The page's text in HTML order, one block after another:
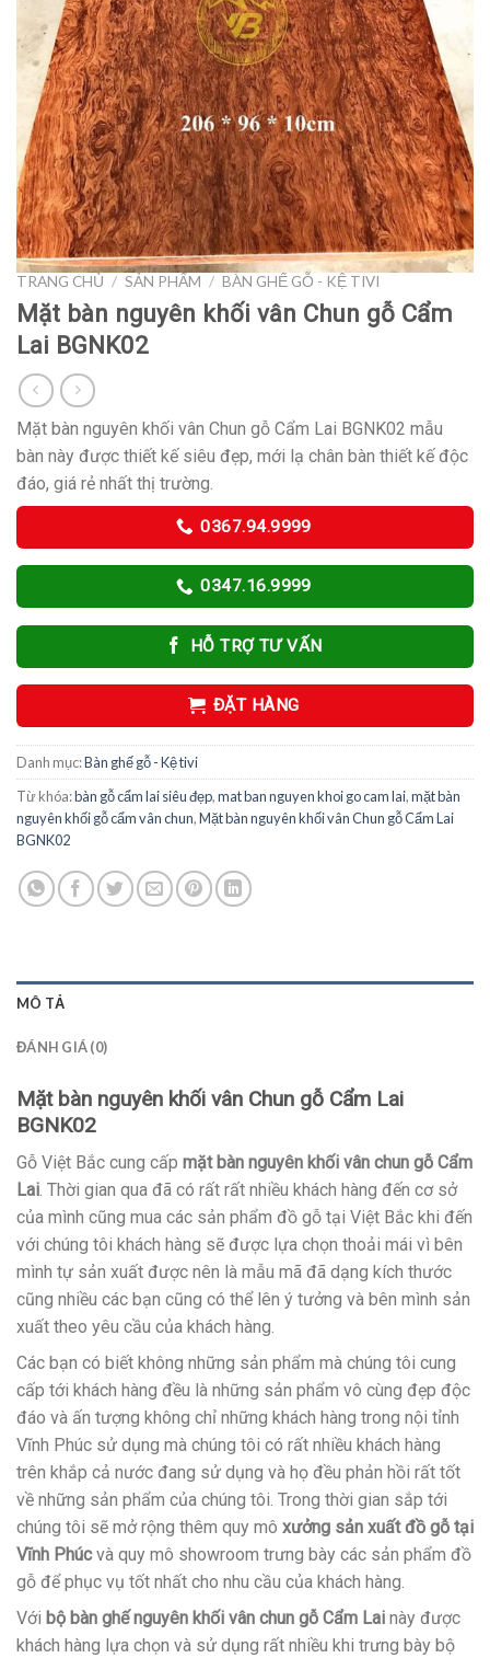
TRANG CHỦ / SẢN PHẨM / BÀN GHẾ GỖ - KỆ TIVI
Mặt bàn nguyên khối vân Chun gỗ Cẩm
Lai BGNK02
Mặt bàn nguyên khối vân Chun gỗ Cẩm Lai BGNK02 mẫu
bàn này được thiết kế siêu đẹp, mới lạ chân bàn thiết kế độc
đáo, giá rẻ nhất thị trường.
0367.94.9999
0347.16.9999
HỖ TRỢ TƯ VẤN
ĐẶT HÀNG
Danh mục:Bàn ghế gỗ - Kệ tivi
Từ khóa:bàn gỗ cẩm lai siêu đẹp,mat ban nguyen khoi go cam lai,mặt bàn
nguyên khối gỗ cẩm vân chun,Mặt bàn nguyên khối vân Chun gỗ Cẩm Lai
BGNK02
MÔ TẢ
ĐÁNH GIÁ (0)
Mặt bàn nguyên khối vân Chun gỗ Cẩm Lai
BGNK02
Gỗ Việt Bắc cung cấp mặt bàn nguyên khối vân chun gỗ Cẩm
Lai. Thời gian qua đã có rất rất nhiều khách hàng đến cơ sở
của mình cũng mua các sản phẩm đồ gỗ tại Việt Bắc khi đến
với chúng tôi khách hàng sẽ được lựa chọn thoải mái vì bên
mình tự sản xuất được nên là mẫu mã đã dạng kích thước
cũng nhiều các bạn cũng có thể lên ý tưởng và bên mình sản
xuất theo yêu cầu của khách hàng.
Các bạn có biết không những sản phẩm mà chúng tôi cung
cấp tới khách hàng đều là những sản phẩm vô cùng đẹp độc
đáo và ấn tượng không chỉ những khách hàng trong nội tỉnh
Vĩnh Phúc sử dụng mà chúng tôi có rất nhiều khách hàng
trên khắp cả nước đang sử dụng và họ đều phản hồi rất tốt
về những sản phẩm của chúng tôi. Trong thời gian sắp tới
chúng tôi sẽ mở rộng thêm quy mô xưởng sản xuất đồ gỗ tại
Vĩnh Phúcvà quy mô showroom trưng bày các sản phẩm đồ
gỗ để phục vụ tốt nhất cho nhu cầu của khách hàng.
Với bộ bàn ghế nguyên khối vân chun gỗ Cẩm Lai này được
khách hàng lựa chọn và sử dụng rất nhiều khi trưng bày bộ